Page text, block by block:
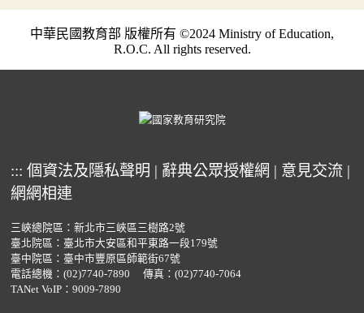
中華民國教育部 版權所有 ©2024 Ministry of Education,
R.O.C. All rights reserved.
::: 個資法及隱私聲明 | 辭典公眾授權網 | 意見交流 |
網網相連
三峽總院區：新北市三峽區三樹路2號
臺北院區：臺北市大安區和平東路一段179號
臺中院區：臺中市豐原區師範街67號
電話總機： (02)7740-7890
傳真：(02)7740-7064
TANet VoIP：9009-7890